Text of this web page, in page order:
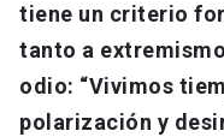
tiene un criterio
tanto a
odio: “Vivimos
polarización y